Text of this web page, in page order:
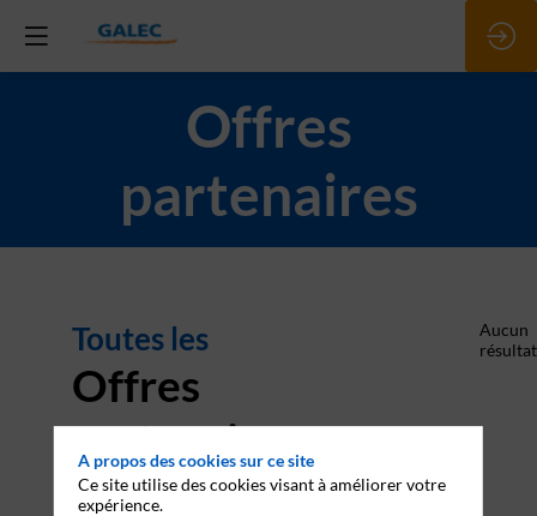
Offres
partenaires
Toutes les
Offres
partenaires
Aucun
résultat
A propos des cookies sur ce site
Ce site utilise des cookies visant à améliorer votre
expérience.